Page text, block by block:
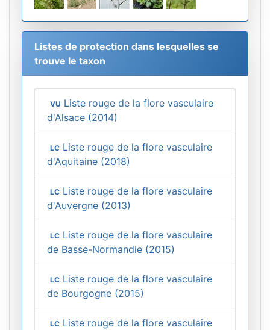
Listes de protection dans lesquelles se
trouve le taxon
VU Liste rouge de la flore vasculaire
d'Alsace (2014)
LC Liste rouge de la flore vasculaire
d'Aquitaine (2018)
LC Liste rouge de la flore vasculaire
d'Auvergne (2013)
LC Liste rouge de la flore vasculaire
de Basse-Normandie (2015)
LC Liste rouge de la flore vasculaire
de Bourgogne (2015)
LC Liste rouge de la flore vasculaire